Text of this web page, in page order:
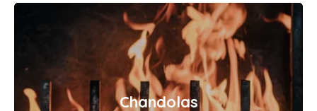
Chandolas